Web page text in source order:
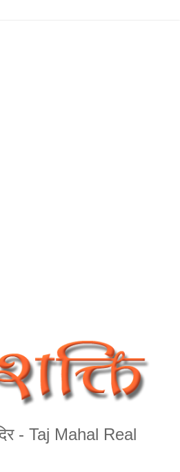
- Taj Mahal Real